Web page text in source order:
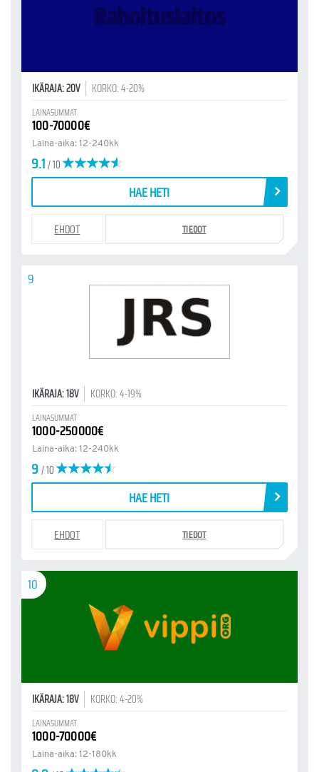
IKÄRAJA: 20V KORKO: 4-20%
LAINASUMMAT
100-70000€
Laina-aika: 12-240kk
9.1/ 10
HAE HETI
EHDOT TIEDOT
9
IKÄRAJA: 18V KORKO: 4-19%
LAINASUMMAT
1000-250000€
Laina-aika: 12-240kk
9/ 10
HAE HETI
EHDOT TIEDOT
10
IKÄRAJA: 18V KORKO: 4-20%
LAINASUMMAT
1000-70000€
Laina-aika: 12-180kk